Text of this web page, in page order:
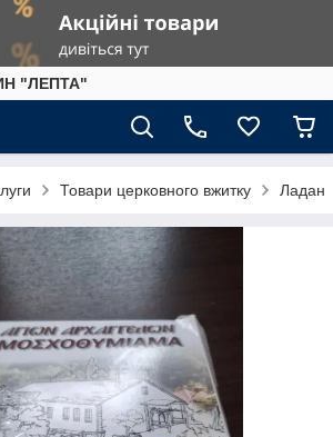
"ЛЕПТА"
Товари церковного вжитку Ладан